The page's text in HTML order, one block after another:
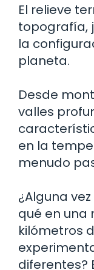
El relieve
topografía,
la
planeta.
Desde
valles
en la
menudo
¿Alguna
qué en una
kilómetros
diferentes?